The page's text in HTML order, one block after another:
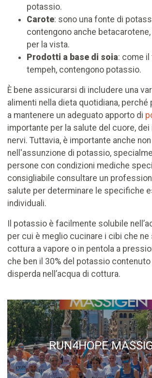
potassio.
Carote: sono una fonte di
contengono anche
per la vista.
Prodotti a base di soia: come il
tempeh, contengono potassio.
È bene assicurarsi di includere una
alimenti nella dieta quotidiana,
a mantenere un adeguato apporto di
importante per la salute del cuore,
nervi. Tuttavia, è importante anche
nell'assunzione di potassio,
persone con condizioni mediche
consigliabile consultare un
salute per determinare le specifiche
individuali.
Il potassio è facilmente solubile
per cui è meglio cucinare i cibi che
cottura a vapore o in pentola a
che ben il 30% del potassio contenuto
disperda nell’acqua di cottura.
RUN4HOPE